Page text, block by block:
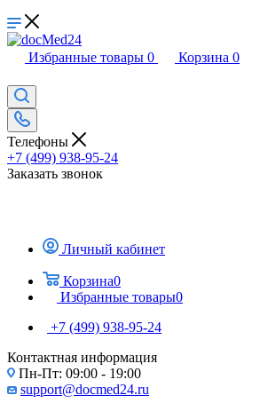
Избранные товары 0 Корзина 0
Телефоны
+7 (499) 938-95-24
Заказать звонок
Личный кабинет
Корзина0
Избранные товары0
+7 (499) 938-95-24
Контактная информация
Пн-Пт: 09:00 - 19:00
support@docmed24.ru